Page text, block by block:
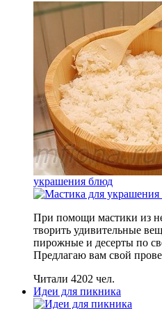
украшения блюд
При помощи мастики из
творить удивительные
пирожные и десерты по
Предлагаю вам свой
Читали 4202 чел.
Идеи для пикника